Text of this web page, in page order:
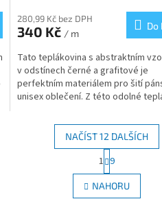
280,99 Kč bez DPH
340 Kč / m
Do
Tato teplákovina s abstraktním
v odstínech černé a grafitové je
perfektním materiálem pro šití
unisex oblečení. Z této odolné
O
v
l
NAČÍST 12 DALŠÍCH
t
r
á
n
1 9
NAHORU